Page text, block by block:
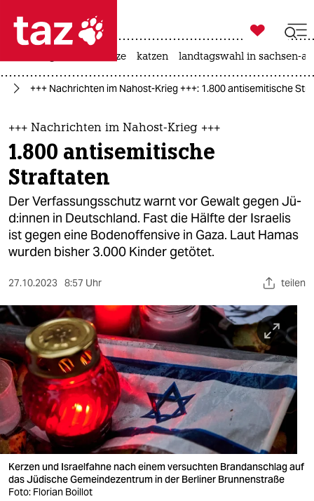
 taz zahl ich
taz zahl ich
themen
politik
öko
gesellschaft
kultur
sport
berlin
nord
wahrheit
verlag
verlag
veranstaltungen
shop

taz zahl ich
hitze katzen landtagswahl in sachsen-
+++ Nachrichten im Nahost-Krieg +++: 1.800 antisemitische
+++ Nachrichten im Nahost-Krieg +++
1.800 antisemitische
Straftaten
Der Verfassungsschutz warnt vor Gewalt gegen Jü­
d:in­nen in Deutschland. Fast die Hälfte der Israelis
ist gegen eine Bodenoffensive in Gaza. Laut Hamas
wurden bisher 3.000 Kinder getötet.
27.10.2023 8:57 Uhr teilen
Kerzen und Israelfahne nach einem versuchten Brandanschlag auf
das Jüdische Gemeindezentrum in der Berliner Brunnenstraße
Foto: Florian Boillot